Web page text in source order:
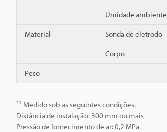
Umidade ambiente
Material Sonda de eletrodo
Corpo
Peso
*1 Medido sob as seguintes condições.
Distância de instalação: 300 mm ou mais
Pressão de fornecimento de ar: 0,2 MPa